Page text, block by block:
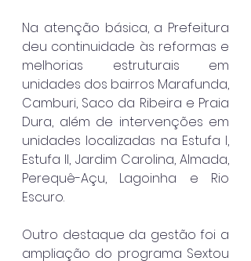
Na atenção básica, a Prefeitura
deu continuidade às reformas e
melhorias estruturais em
unidades dos bairros Marafunda,
Camburi, Saco da Ribeira e Praia
Dura, além de intervenções em
unidades localizadas na Estufa I,
Estufa II, Jardim Carolina, Almada,
Perequê-Açu, Lagoinha e Rio
Escuro.
Outro destaque da gestão foi a
ampliação do programa Sextou